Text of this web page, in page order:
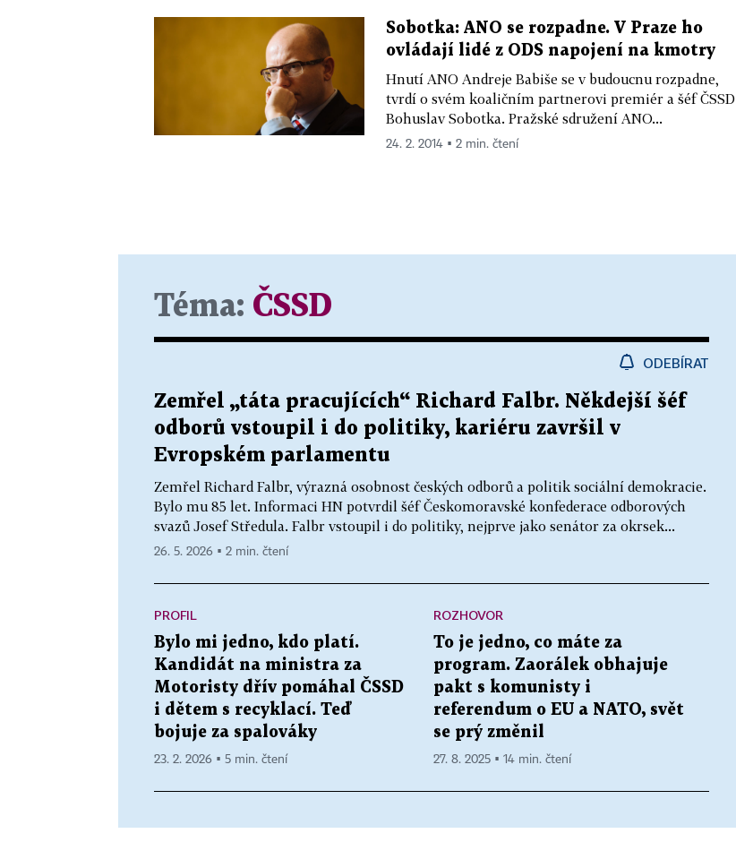
Sobotka: ANO se rozpadne. V Praze ho
ovládají lidé z ODS napojení na kmotry
Hnutí ANO Andreje Babiše se v budoucnu rozpadne,
tvrdí o svém koaličním partnerovi premiér a šéf ČSSD
Bohuslav Sobotka. Pražské sdružení ANO...
24. 2. 2014 ▪ 2 min. čtení
Téma: ČSSD
ODEBÍRAT
Zemřel „táta pracujících“ Richard Falbr. Někdejší šéf
odborů vstoupil i do politiky, kariéru završil v
Evropském parlamentu
Zemřel Richard Falbr, výrazná osobnost českých odborů a politik sociální demokracie.
Bylo mu 85 let. Informaci HN potvrdil šéf Českomoravské konfederace odborových
svazů Josef Středula. Falbr vstoupil i do politiky, nejprve jako senátor za okrsek...
26. 5. 2026 ▪ 2 min. čtení
PROFIL
Bylo mi jedno, kdo platí.
Kandidát na ministra za
Motoristy dřív pomáhal ČSSD
i dětem s recyklací. Teď
bojuje za spalováky
23. 2. 2026 ▪ 5 min. čtení
ROZHOVOR
To je jedno, co máte za
program. Zaorálek obhajuje
pakt s komunisty i
referendum o EU a NATO, svět
se prý změnil
27. 8. 2025 ▪ 14 min. čtení